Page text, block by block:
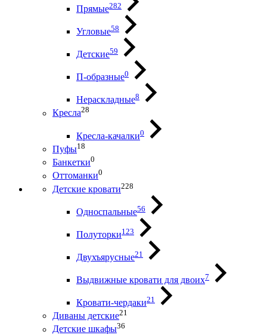
Прямые282
Угловые58
Детские59
П-образные0
Нераскладные8
Кресла28
Кресла-качалки0
Пуфы18
Банкетки0
Оттоманки0
Детские кровати228
Односпальные56
Полуторки123
Двухъярусные21
Выдвижные кровати для двоих7
Кровати-чердаки21
Диваны детские21
Детские шкафы36